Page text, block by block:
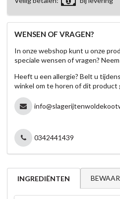
WENSEN OF VRAGEN?
In onze webshop kunt u onze
speciale wensen of vragen?
Heeft u een allergie? Belt u
winkel om te horen of dit product
0342441439
INGREDIËNTEN